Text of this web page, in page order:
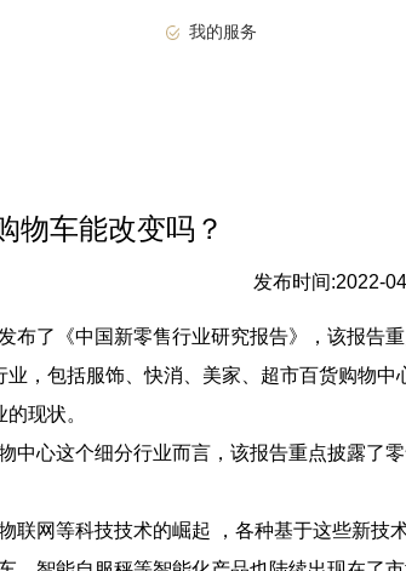
我的服务
物车能改变吗？
发布时间:2022-
了《中国新零售行业研究报告》，该报告重
业，包括服饰、快消、美家、超市百货购物中
现状。
心这个细分行业而言，该报告重点披露了零
网等科技技术的崛起 ，各种基于这些新技